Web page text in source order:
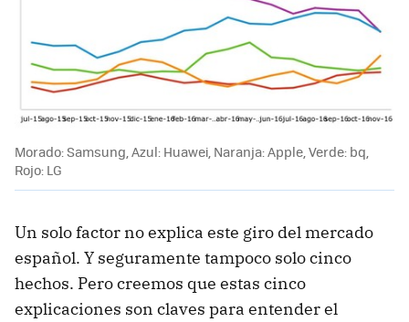
Morado: Samsung, Azul: Huawei, Naranja: Apple, Verde: bq,
Rojo: LG
Un solo factor no explica este giro del mercado
español. Y seguramente tampoco solo cinco
hechos. Pero creemos que estas cinco
explicaciones son claves para entender el